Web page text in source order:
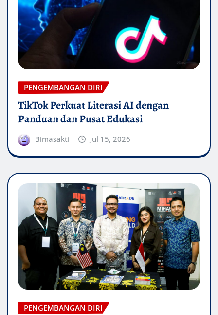
PENGEMBANGAN DIRI
TikTok Perkuat Literasi AI dengan
Panduan dan Pusat Edukasi
Bimasakti Jul 15, 2026
PENGEMBANGAN DIRI